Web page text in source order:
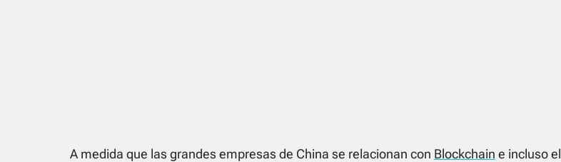
A medida que las grandes empresas de China se relacionan con Blockchain e incluso el